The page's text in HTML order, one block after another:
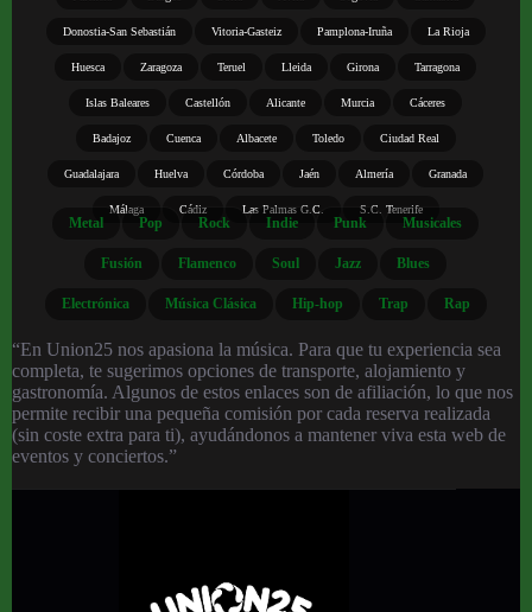
Donostia-San Sebastián Vitoria-Gasteiz Pamplona-Iruña La Rioja
Huesca Zaragoza Teruel Lleida Girona Tarragona
Islas Baleares Castellón Alicante Murcia Cáceres
Badajoz Cuenca Albacete Toledo Ciudad Real
Guadalajara Huelva Córdoba Jaén Almería Granada
Málaga Cádiz Las Palmas G.C. S.C. Tenerife
Metal Pop Rock Indie Punk Musicales
Fusión Flamenco Soul Jazz Blues
Electrónica Música Clásica Hip-hop Trap Rap
“En Union25 nos apasiona la música. Para que tu experiencia sea
completa, te sugerimos opciones de transporte, alojamiento y
gastronomía. Algunos de estos enlaces son de afiliación, lo que nos
permite recibir una pequeña comisión por cada reserva realizada
(sin coste extra para ti), ayudándonos a mantener viva esta web de
eventos y conciertos.”